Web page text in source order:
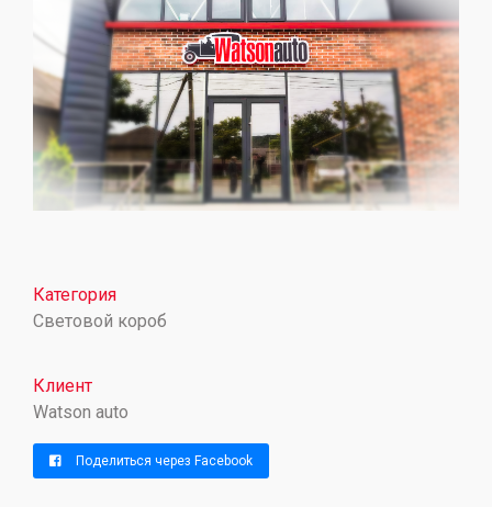
Категория
Световой короб
Клиент
Watson auto
Поделиться через Facebook